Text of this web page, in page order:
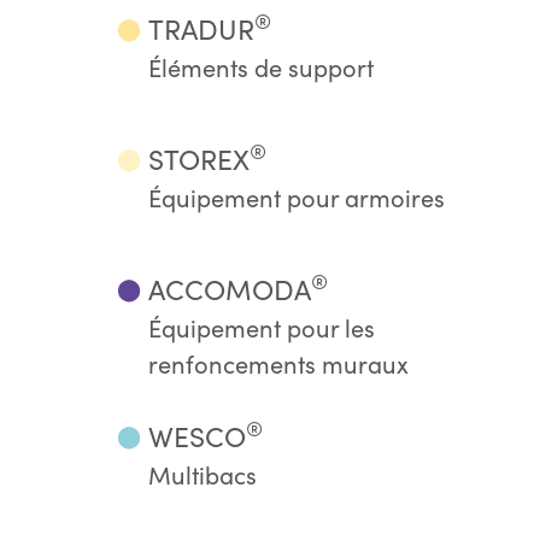
⬤ TRADUR®
Éléments de support
⬤ STOREX®
Équipement pour armoires
⬤ ACCOMODA®
Équipement pour les
renfoncements muraux
⬤ WESCO®
Multibacs